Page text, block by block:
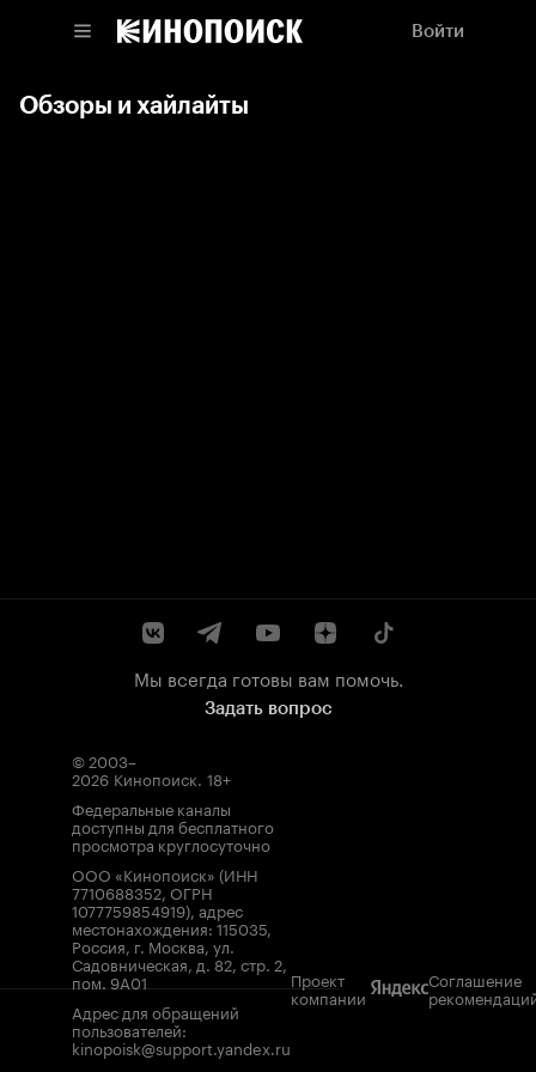
Войти
Обзоры и хайлайты
Мы всегда готовы вам помочь.
Задать вопрос
© 2003–
2026 Кинопоиск. 18+
Федеральные каналы
доступны для бесплатного
просмотра круглосуточно
ООО «Кинопоиск» (ИНН
7710688352, ОГРН
1077759854919), адрес
местонахождения: 115035,
Россия, г. Москва, ул.
Садовническая, д. 82, стр. 2,
пом. 9А01
Адрес для обращений
пользователей:
kinopoisk@support.yandex.ru
Проект
компании
Соглашение